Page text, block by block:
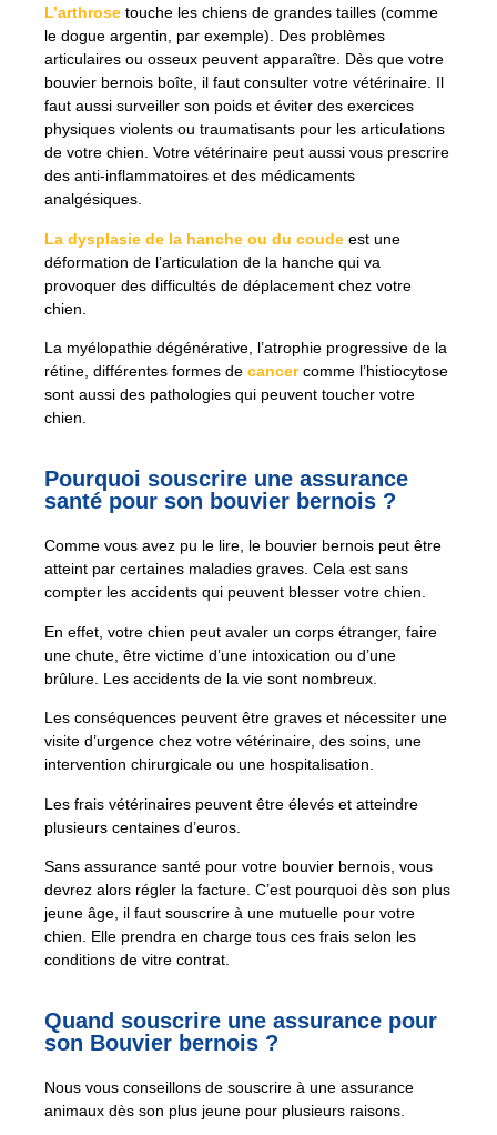
L’arthrose touche les chiens de grandes tailles (comme
le dogue argentin, par exemple). Des problèmes
articulaires ou osseux peuvent apparaître. Dès que votre
bouvier bernois boîte, il faut consulter votre vétérinaire. Il
faut aussi surveiller son poids et éviter des exercices
physiques violents ou traumatisants pour les articulations
de votre chien. Votre vétérinaire peut aussi vous prescrire
des anti-inflammatoires et des médicaments
analgésiques.
La dysplasie de la hanche ou du coude est une
déformation de l’articulation de la hanche qui va
provoquer des difficultés de déplacement chez votre
chien.
La myélopathie dégénérative, l’atrophie progressive de la
rétine, différentes formes de cancercomme l’histiocytose
sont aussi des pathologies qui peuvent toucher votre
chien.
Pourquoi souscrire une assurance
santé pour son bouvier bernois ?
Comme vous avez pu le lire, le bouvier bernois peut être
atteint par certaines maladies graves. Cela est sans
compter les accidents qui peuvent blesser votre chien.
En effet, votre chien peut avaler un corps étranger, faire
une chute, être victime d’une intoxication ou d’une
brûlure. Les accidents de la vie sont nombreux.
Les conséquences peuvent être graves et nécessiter une
visite d’urgence chez votre vétérinaire, des soins, une
intervention chirurgicale ou une hospitalisation.
Les frais vétérinaires peuvent être élevés et atteindre
plusieurs centaines d’euros.
Sans assurance santé pour votre bouvier bernois, vous
devrez alors régler la facture. C’est pourquoi dès son plus
jeune âge, il faut souscrire à une mutuelle pour votre
chien. Elle prendra en charge tous ces frais selon les
conditions de vitre contrat.
Quand souscrire une assurance pour
son Bouvier bernois ?
Nous vous conseillons de souscrire à une assurance
animaux dès son plus jeune pour plusieurs raisons.